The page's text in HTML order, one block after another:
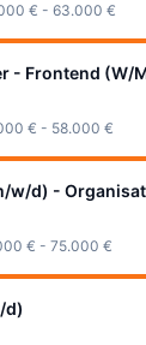
€ - 63.000 €
- Frontend (W/
€ - 58.000 €
w/d) -
€ - 75.000 €
d)